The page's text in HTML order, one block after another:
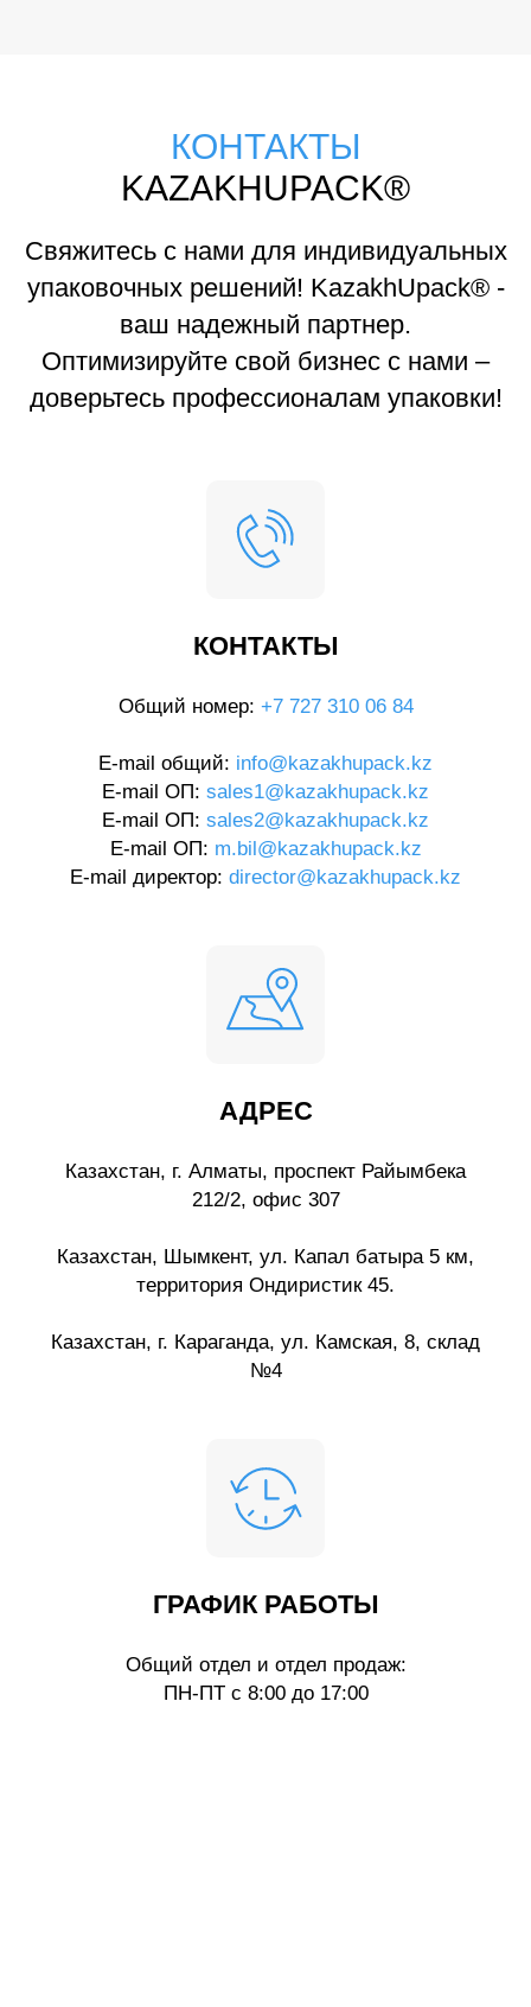
КОНТАКТЫ
KAZAKHUPACK®
Свяжитесь с нами для индивидуальных
упаковочных решений! KazakhUpack® -
ваш надежный партнер.
Оптимизируйте свой бизнес с нами –
доверьтесь профессионалам упаковки!
КОНТАКТЫ
Общий номер: +7 727 310 06 84
E-mail общий: info@kazakhupack.kz
E-mail ОП: sales1@kazakhupack.kz
E-mail ОП: sales2@kazakhupack.kz
E-mail ОП: m.bil@kazakhupack.kz
E-mail директор: director@kazakhupack.kz
АДРЕС
Казахстан, г. Алматы, проспект Райымбека
212/2, офис 307
Казахстан, Шымкент, ул. Капал батыра 5 км,
территория Ондиристик 45.
Казахстан, г. Караганда, ул. Камская, 8, склад
№4
ГРАФИК РАБОТЫ
Общий отдел и отдел продаж:
ПН-ПТ с 8:00 до 17:00